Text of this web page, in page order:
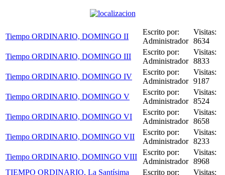
Tiempo ORDINARIO, DOMINGO II
Escrito por:
Administrador
Visitas:
8634
Tiempo ORDINARIO, DOMINGO III
Escrito por:
Administrador
Visitas:
8833
Tiempo ORDINARIO, DOMINGO IV
Escrito por:
Administrador
Visitas:
9187
Tiempo ORDINARIO, DOMINGO V
Escrito por:
Administrador
Visitas:
8524
Tiempo ORDINARIO, DOMINGO VI
Escrito por:
Administrador
Visitas:
8658
Tiempo ORDINARIO, DOMINGO VII
Escrito por:
Administrador
Visitas:
8233
Tiempo ORDINARIO, DOMINGO VIII
Escrito por:
Administrador
Visitas:
8968
TIEMPO ORDINARIO, La Santísima
Escrito por:
Visitas: